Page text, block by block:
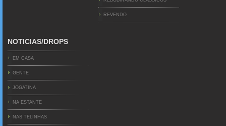
REVENDO
NOTICIAS/DROPS
EM CASA
GENTE
JOGATINA
NA ESTANTE
NAS TELINHAS